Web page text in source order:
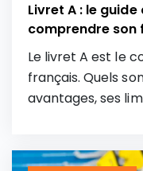
Livret A : le
comprendre
Le livret A est le
français. Quels
avantages, ses
ce qu’un